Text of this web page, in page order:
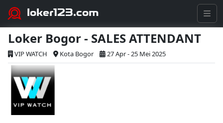
loker123.com
Loker Bogor - SALES ATTENDANT
VIP WATCH Kota Bogor 27 Apr - 25 Mei 2025